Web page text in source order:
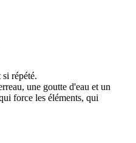
répété.
une goutte d'eau et un
force les éléments, qui